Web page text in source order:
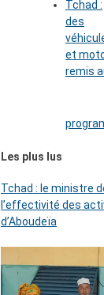
Tchad :
des
et
remis
Les plus lus
Tchad : le ministre
l’effectivité des
d’Aboudeïa